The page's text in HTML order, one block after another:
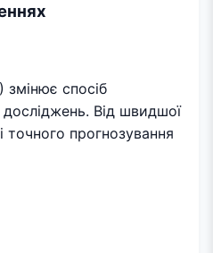
змінює спосіб
Від швидшої
точного прогнозування